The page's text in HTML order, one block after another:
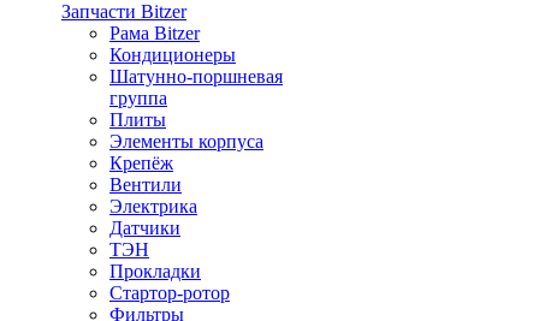
Запчасти Bitzer
Рама Bitzer
Кондиционеры
Шатунно-поршневая
группа
Плиты
Элементы корпуса
Крепёж
Вентили
Электрика
Датчики
ТЭН
Прокладки
Стартор-ротор
Фильтры